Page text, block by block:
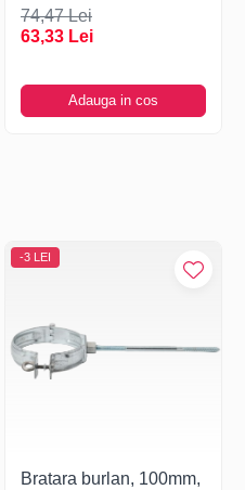
74,47 Lei
63,33 Lei
Adauga in cos
-3 LEI
Bratara burlan, 100mm,